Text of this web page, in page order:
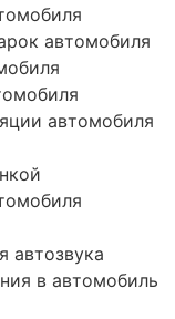
автомобиля
автомобиля
автозвука
в автомобиль